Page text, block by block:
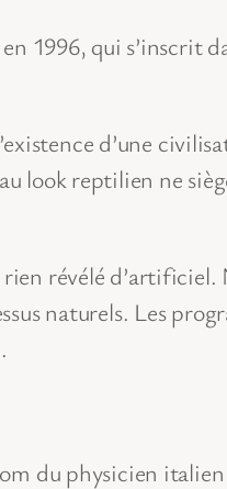
1996, qui s’inscrit
d’une
look reptilien ne
révélé
naturels. Les
du physicien